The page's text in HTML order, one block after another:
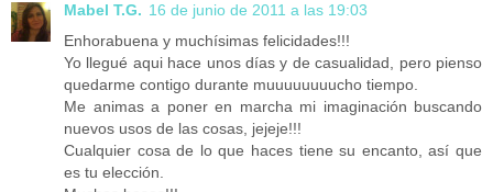
Mabel T.G. 16 de junio de 2011 a las 19:03
Enhorabuena y muchísimas felicidades!!!
Yo llegué aqui hace unos días y de casualidad, pero pienso
quedarme contigo durante muuuuuuuucho tiempo.
Me animas a poner en marcha mi imaginación buscando
nuevos usos de las cosas, jejeje!!!
Cualquier cosa de lo que haces tiene su encanto, así que
es tu elección.